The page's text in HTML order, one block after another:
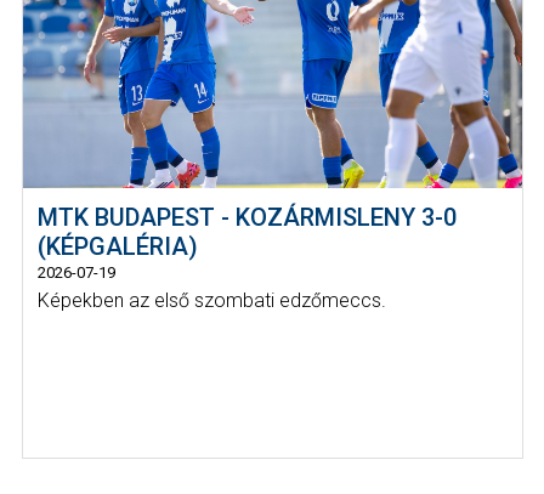
MTK BUDAPEST - KOZÁRMISLENY 3-0
(KÉPGALÉRIA)
2026-07-19
Képekben az első szombati edzőmeccs.